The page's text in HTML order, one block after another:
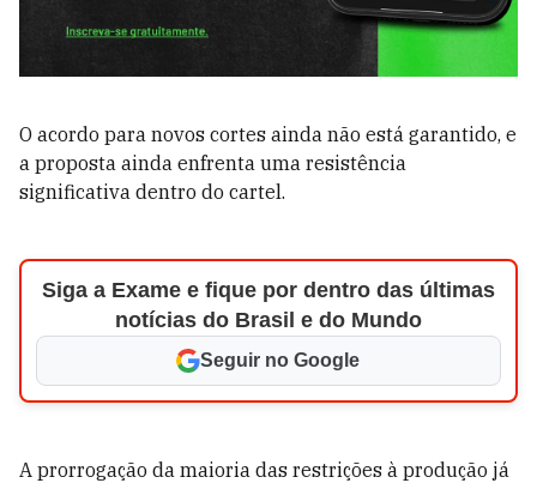
O acordo para novos cortes ainda não está garantido, e
a proposta ainda enfrenta uma resistência
significativa dentro do cartel.
Siga a Exame e fique por dentro das últimas
notícias do Brasil e do Mundo
Seguir no Google
A prorrogação da maioria das restrições à produção já